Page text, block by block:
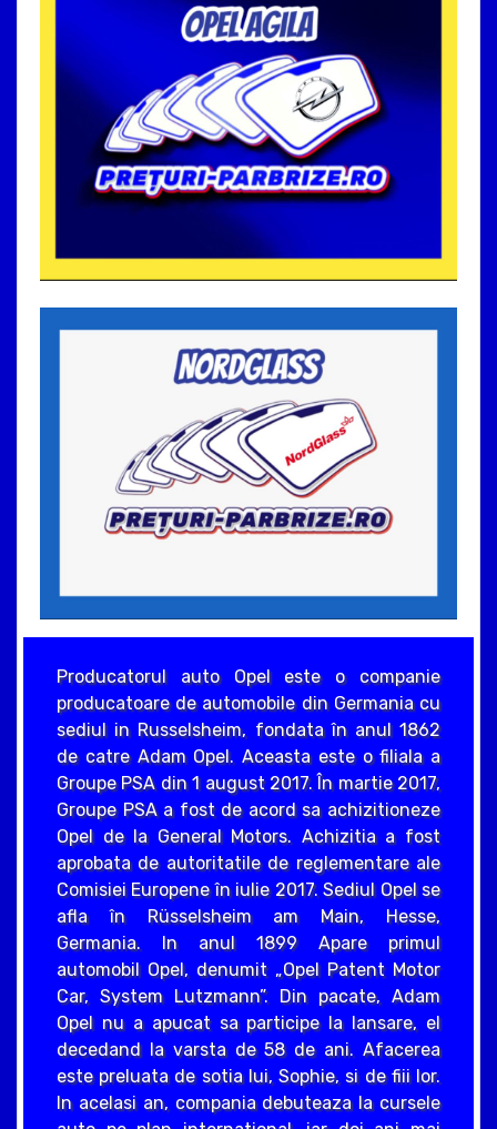
Producatorul auto Opel este o companie
producatoare de automobile din Germania cu
sediul in Russelsheim, fondata în anul 1862
de catre Adam Opel. Aceasta este o filiala a
Groupe PSA din 1 august 2017. În martie 2017,
Groupe PSA a fost de acord sa achizitioneze
Opel de la General Motors. Achizitia a fost
aprobata de autoritatile de reglementare ale
Comisiei Europene în iulie 2017. Sediul Opel se
afla în Rüsselsheim am Main, Hesse,
Germania. In anul 1899 Apare primul
automobil Opel, denumit „Opel Patent Motor
Car, System Lutzmann”. Din pacate, Adam
Opel nu a apucat sa participe la lansare, el
decedand la varsta de 58 de ani. Afacerea
este preluata de sotia lui, Sophie, si de fiii lor.
In acelasi an, compania debuteaza la cursele